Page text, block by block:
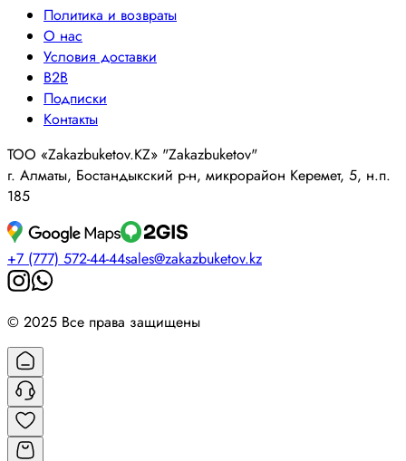
Политика и возвраты
О нас
Условия доставки
B2B
Подписки
Контакты
ТОО «Zakazbuketov.KZ» "Zakazbuketov"
г. Алматы, Бостандыкский р-н, микрорайон Керемет, 5, н.п.
185
+7 (777) 572-44-44sales@zakazbuketov.kz
© 2025 Все права защищены